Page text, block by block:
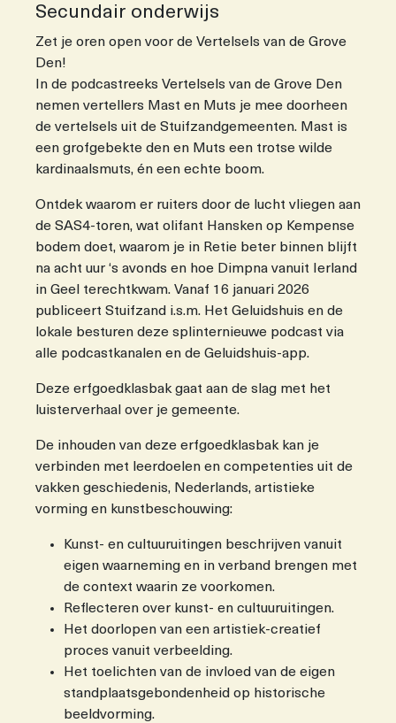
Secundair onderwijs
Zet je oren open voor de Vertelsels van de Grove
Den!
In de podcastreeks Vertelsels van de Grove Den
nemen vertellers Mast en Muts je mee doorheen
de vertelsels uit de Stuifzandgemeenten. Mast is
een grofgebekte den en Muts een trotse wilde
kardinaalsmuts, én een echte boom.
Ontdek waarom er ruiters door de lucht vliegen aan
de SAS4-toren, wat olifant Hansken op Kempense
bodem doet, waarom je in Retie beter binnen blijft
na acht uur ‘s avonds en hoe Dimpna vanuit Ierland
in Geel terechtkwam. Vanaf 16 januari 2026
publiceert Stuifzand i.s.m. Het Geluidshuis en de
lokale besturen deze splinternieuwe podcast via
alle podcastkanalen en de Geluidshuis-app.
Deze erfgoedklasbak gaat aan de slag met het
luisterverhaal over je gemeente.
De inhouden van deze erfgoedklasbak kan je
verbinden met leerdoelen en competenties uit de
vakken geschiedenis, Nederlands, artistieke
vorming en kunstbeschouwing:
Kunst- en cultuuruitingen beschrijven vanuit
eigen waarneming en in verband brengen met
de context waarin ze voorkomen.
Reflecteren over kunst- en cultuuruitingen.
Het doorlopen van een artistiek-creatief
proces vanuit verbeelding.
Het toelichten van de invloed van de eigen
standplaatsgebondenheid op historische
beeldvorming.